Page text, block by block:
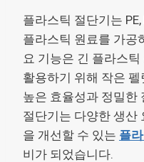
플라스틱 절단기는 PE,
플라스틱 원료를 가공
요 기능은 긴 플라스
활용하기 위해 작은
높은 효율성과 정밀한
절단기는 다양한 생산
을 개선할 수 있는 플
비가 되었습니다.